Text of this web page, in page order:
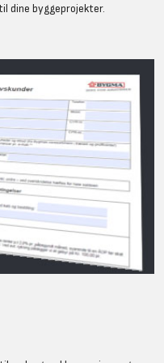
dine byggeprojekter.